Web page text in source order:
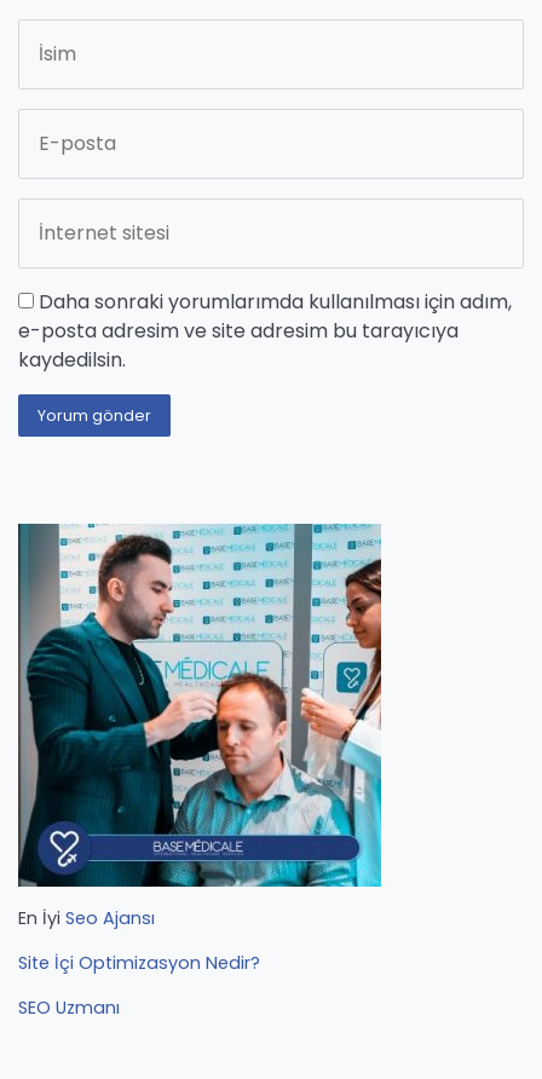
Daha sonraki yorumlarımda kullanılması için adım,
e-posta adresim ve site adresim bu tarayıcıya
kaydedilsin.
En İyi Seo Ajansı
Site İçi Optimizasyon Nedir?
SEO Uzmanı